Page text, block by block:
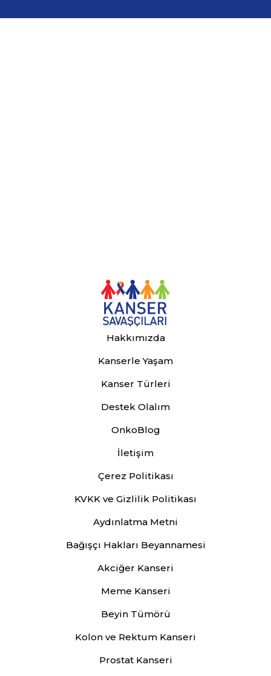
Hakkımızda
Kanserle Yaşam
Kanser Türleri
Destek Olalım
OnkoBlog
İletişim
Çerez Politikası
KVKK ve Gizlilik Politikası
Aydınlatma Metni
Bağışçı Hakları Beyannamesi
Akciğer Kanseri
Meme Kanseri
Beyin Tümörü
Kolon ve Rektum Kanseri
Prostat Kanseri